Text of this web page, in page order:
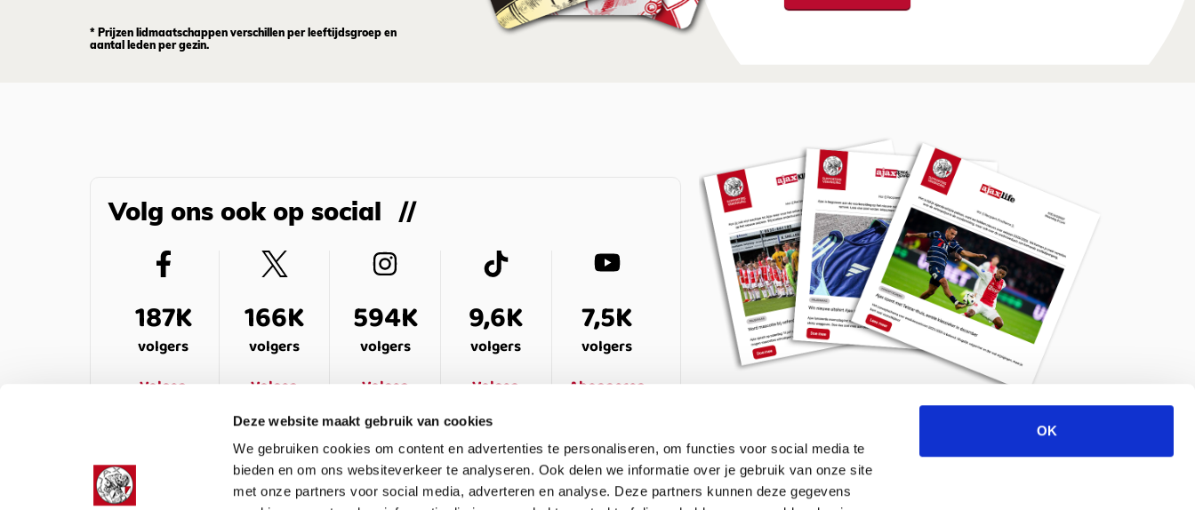
Deze website maakt gebruik van cookies
We gebruiken cookies om content en advertenties te personaliseren, om functies voor social media te
bieden en om ons websiteverkeer te analyseren. Ook delen we informatie over je gebruik van onze site
met onze partners voor social media, adverteren en analyse. Deze partners kunnen deze gegevens
OK
* Prijzen lidmaatschappen verschillen per leeftijdsgroep en
aantal leden per gezin.
Volg ons ook op social
187K
volgers
Volgen
166K
volgers
Volgen
594K
volgers
Volgen
9,6K
volgers
Volgen
7,5K
volgers
Abonneren
Meld je aan voor de nieuwsbrief